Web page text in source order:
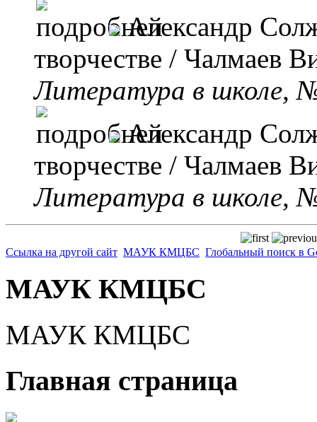
Александр
творчестве / Чалмаев
Литература в школе,
Александр
творчестве / Чалмаев
Литература в школе,
Ссылка на другой сайт МАУК КМЦБС Глобальный поиск в
МАУК КМЦБС
МАУК КМЦБС
Главная страница